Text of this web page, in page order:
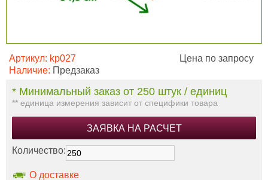
Артикул: kp027
Наличие: Предзаказ
Цена по запросу
* Минимальный заказ от 250 штук / единиц
** единица измерения зависит от специфики товара
ЗАЯВКА НА РАСЧЕТ
Количество:
О доставке